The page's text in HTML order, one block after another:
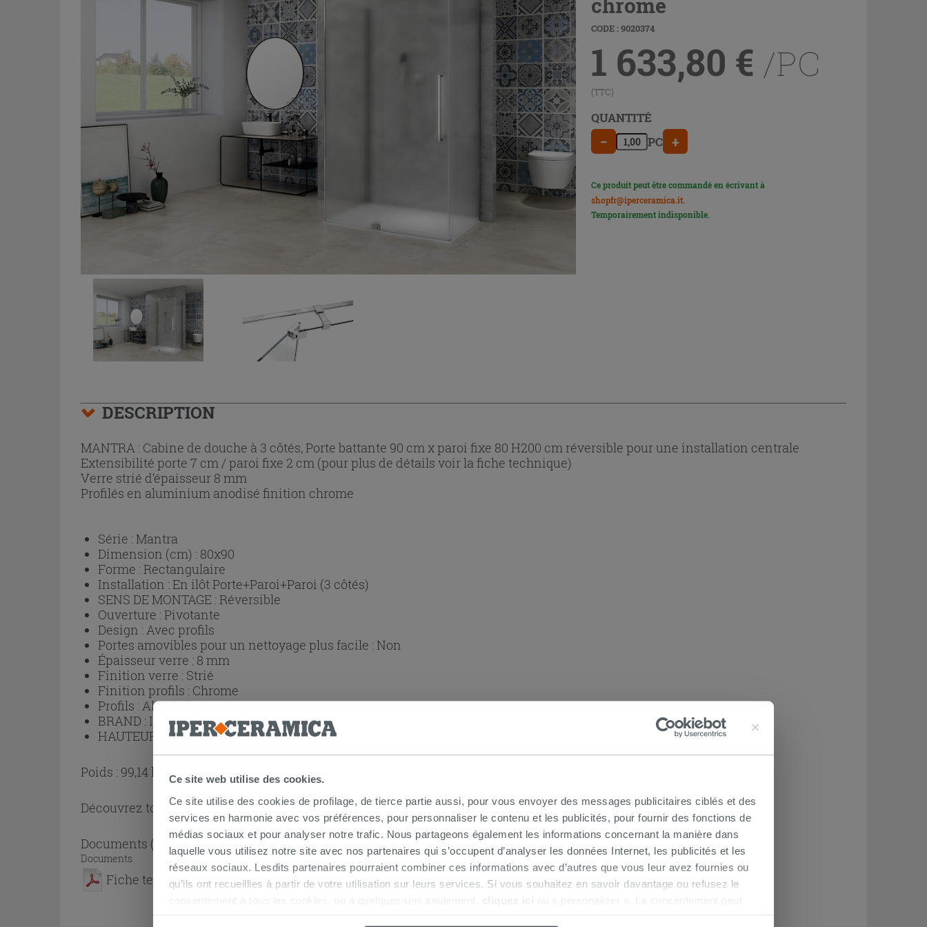
Ce site web utilise des cookies.
Ce site utilise des cookies de profilage, de tierce partie aussi, pour vous envoyer des messages publicitaires ciblés et des
services en harmonie avec vos préférences, pour personnaliser le contenu et les publicités, pour fournir des fonctions de
médias sociaux et pour analyser notre trafic. Nous partageons également les informations concernant la manière dans
laquelle vous utilisez notre site avec nos partenaires qui s’occupent d’analyser les données Internet, les publicités et les
réseaux sociaux. Lesdits partenaires pourraient combiner ces informations avec d’autres que vous leur avez fournies ou
qu’ils ont recueillies à partir de votre utilisation sur leurs services. Si vous souhaitez en savoir davantage ou refusez le
consentement à tous les cookies, ou à quelques-uns seulement,
cliquez ici ou « personalizer ». Le consentement peut
CODE : 9020374
1 633,80 € /PC
(TTC)
QUANTITÉ
− PC +
Ce produit peut être commandé en écrivant à
shopfr@iperceramica.it.
Temporairement indisponible.
DESCRIPTION
MANTRA : Cabine de douche à 3 côtés, Porte battante 90 cm x paroi fixe 80 H200 cm réversible pour une installation centrale
Extensibilité porte 7 cm / paroi fixe 2 cm (pour plus de détails voir la fiche technique)
Verre strié d’épaisseur 8 mm
Profilés en aluminium anodisé finition chrome
Série :Mantra
Dimension (cm) : 80x90
Forme :Rectangulaire
Installation :En ilôt Porte+Paroi+Paroi (3 côtés)
SENS DE MONTAGE :Réversible
Ouverture :Pivotante
Design :Avec profils
Portes amovibles pour un nettoyage plus facile :Non
Épaisseur verre : 8 mm
Finition verre : Strié
Finition profils : Chrome
Profils :Aluminium
BRAND : IPERCERAMICA
HAUTEUR (cm) :200
Poids : 99,14 kg
Découvrez toute la collection Cabine de douche 3 cotés
Documents ( 1 - 1 sur 1 )
Documents
Fiche technique